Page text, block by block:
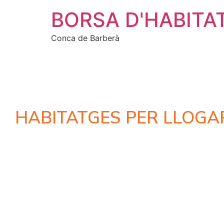
BORSA
Conca de Barberà
HABITATGES PER